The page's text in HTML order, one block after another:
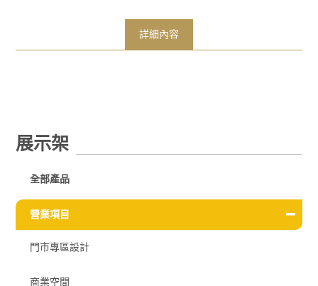
詳細內容
展示架
全部產品
營業項目
門市專區設計
商業空間